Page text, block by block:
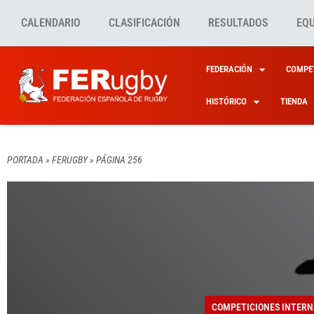
CALENDARIO CLASIFICACIÓN RESULTADOS
FEDERACIÓN
HISTÓRICO TIENDA
PORTADA » FERUGBY» PÁGINA 256
ESTE
LIGA
SANT
XV
COMPETICIONES